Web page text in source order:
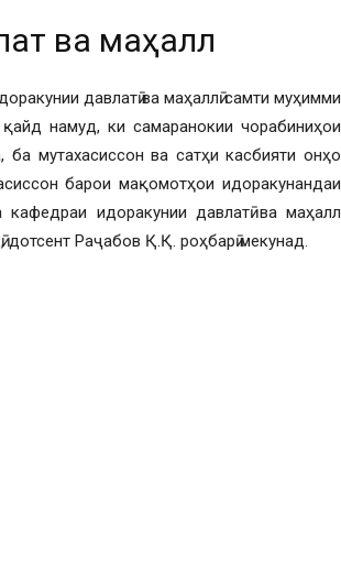
ва маҳаллӣ
давлатӣ ва маҳаллӣ самти муҳимми
намуд, ки самаранокии чорабиниҳои
ба мутахасиссон ва сатҳи касбияти онҳо
барои мақомотҳои идоракунандаи
идоракунии давлатӣ ва маҳаллӣ
Раҷабов Қ.Қ. роҳбарӣ мекунад.